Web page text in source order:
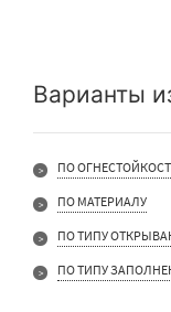
Варианты
ПО
ПО МАТЕРИАЛУ
ПО ТИПУ
ПО ТИПУ